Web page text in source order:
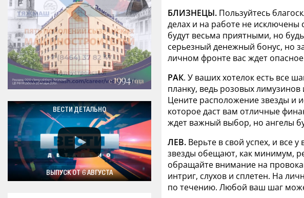
ВЕСТИ ДЕТАЛЬНО
ВЫПУСК ОТ 6 АВГУСТА
БЛИЗНЕЦЫ. Пользуйтесь
делах и на работе не исключены
будут весьма приятными, но
серьезный денежный бонус, но
личном фронте вас ждет
РАК. У ваших хотелок есть все
планку, ведь розовых лимузинов
Цените расположение звезды и
которое даст вам отличные
ждет важный выбор, но ангелы
ЛЕВ. Верьте в свой успех, и все
звезды обещают, как минимум,
обращайте внимание на
интриг, слухов и сплетен. На
по течению. Любой ваш шаг